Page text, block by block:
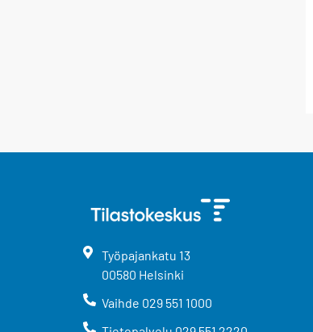
Työpajankatu 13
00580 Helsinki
Vaihde 029 551 1000